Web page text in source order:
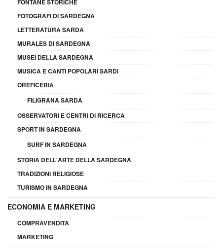
FONTANE STORICHE
FOTOGRAFI DI SARDEGNA
LETTERATURA SARDA
MURALES DI SARDEGNA
MUSEI DELLA SARDEGNA
MUSICA E CANTI POPOLARI SARDI
OREFICERIA
FILIGRANA SARDA
OSSERVATORI E CENTRI DI RICERCA
SPORT IN SARDEGNA
SURF IN SARDEGNA
STORIA DELL'ARTE DELLA SARDEGNA
TRADIZIONI RELIGIOSE
TURISMO IN SARDEGNA
ECONOMIA E MARKETING
COMPRAVENDITA
MARKETING